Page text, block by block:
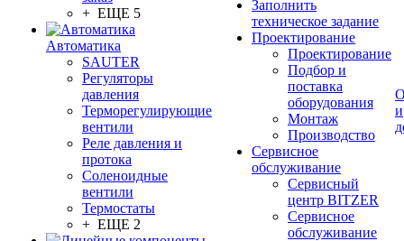
+ ЕЩЕ 5
Автоматика
SAUTER
Регуляторы
давления
Терморегулирующие
вентили
Реле давления и
протока
Соленоидные
вентили
Термостаты
+ ЕЩЕ 2
Заполнить
техническое задание
Проектирование
Проектирование
Подбор и
поставка
оборудования
Монтаж
Производство
Сервисное
обслуживание
Сервисный
центр BITZER
Сервисное
обслуживание
и